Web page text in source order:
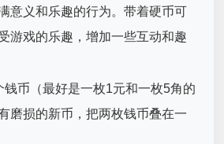
意义和乐趣的行为。带着硬币可
游戏的乐趣，增加一些互动和趣
钱币（最好是一枚1元和一枚5角的
磨损的新币，把两枚钱币叠在一